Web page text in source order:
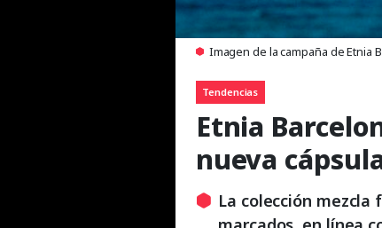
Imagen de la campaña de Etnia
Tendencias
Etnia
nueva
La colección